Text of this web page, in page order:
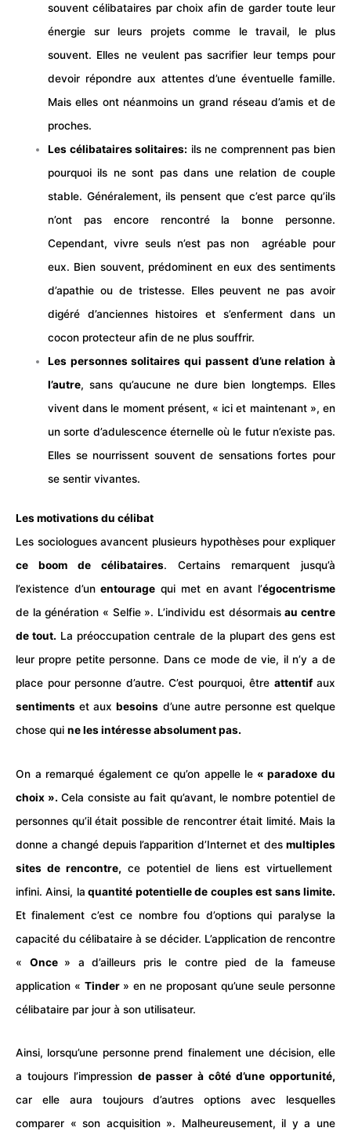
souvent célibataires par choix afin de garder toute leur
énergie sur leurs projetscomme letravail, le plus
souvent. Elles ne veulent pas sacrifier leur tempspour
devoir répondre aux attentes d’une éventuelle famille.
Mais elles ont néanmoins un grand réseau d’amis et de
proches.
Les célibataires solitaires: ils ne comprennent pas bien
pourquoi ils ne sont pas dans une relation de couple
stable. Généralement, ils pensent que c’est parce qu’ils
n’ont pas encore rencontré la bonne personne.
Cependant, vivre seuls n’est pas non agréable pour
eux. Bien souvent, prédominent en eux des sentiments
d’apathie ou de tristesse. Elles peuvent ne pas avoir
digéré d’anciennes histoires et s’enferment dans un
cocon protecteur afin de ne plus souffrir.
Les personnes solitaires qui passent d’une relation à
l’autre, sans qu’aucune ne dure bien longtemps. Elles
vivent dans le moment présent, « ici et maintenant », en
un sorte d’adulescence éternelle où le futur n’existe pas.
Elles se nourrissent souvent de sensationsfortes pour
se sentir vivantes.
Les motivations du célibat
Les sociologues avancent plusieurs hypothèses pour expliquer
ce boom de célibataires. Certains remarquent jusqu’à
l’existence d’unentourage qui met en avant l’égocentrisme
de la génération « Selfie ». L’individu est désormaisau centre
de tout. La préoccupation centrale de la plupart des gens est
leur propre petite personne. Dans ce mode de vie, il n’y a de
place pour personne d’autre. C’est pourquoi, être attentifaux
sentiments et auxbesoins d’une autre personne est quelque
chose qui ne les intéresse absolument pas.
On a remarqué également ce qu’on appelle le « paradoxe du
choix ». Cela consiste au fait qu’avant, le nombre potentiel de
personnes qu’il était possible de rencontrer était limité. Mais la
donne a changé depuis l’apparition d’Internetet des multiples
sites de rencontre, ce potentiel de liens est virtuellement
infini. Ainsi, la quantité potentielle de couples est sans limite.
Et finalement c’est ce nombre fou d’options qui paralyse la
capacité du célibataire à se décider. L’application de rencontre
« Once » a d’ailleurs pris le contre pied de la fameuse
application « Tinder » en ne proposant qu’une seule personne
célibataire par jour à son utilisateur.
Ainsi, lorsqu’une personne prend finalement une décision, elle
a toujours l’impression de passer à côté d’une opportunité,
car elle aura toujours d’autres options avec lesquelles
comparer « son acquisition ». Malheureusement, il y a une